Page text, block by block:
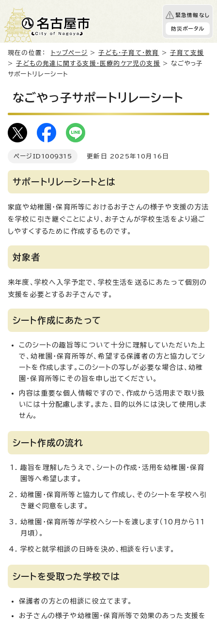
緊急情報なし
防災ポータル
現在の位置： トップページ >子ども・子育て・教育 >子育て支援
>子どもの発達に関する支援・医療的ケア児の支援
> なごやっ子
サポートリレーシート
なごやっ子サポートリレーシート
ページID 1009315 更新日 2025年10月16日
サポートリレーシートとは
家庭や幼稚園・保育所等におけるお子さんの様子や支援の方法
を学校に引き継ぐことにより、お子さんが学校生活をより過ご
しやすくするために作成するものです。
対象者
来年度、学校へ入学予定で、学校生活を送るにあたって個別の
支援を必要とするお子さんです。
シート作成にあたって
このシートの趣旨等について十分に理解していただいた上
で、幼稚園・保育所等が、希望する保護者の方と協力してシ
ートを作成します。このシートの写しが必要な場合は、幼稚
園・保育所等にその旨を申し出てください。
内容は重要な個人情報ですので、作成から活用まで取り扱
いには十分配慮します。また、目的以外には決して使用しま
せん。
シート作成の流れ
趣旨を理解したうえで、シートの作成・活用を幼稚園・保育
園等へ希望します。
幼稚園・保育所等と協力して作成し、そのシートを学校へ引
き継ぐ同意をします。
幼稚園・保育所等が学校へシートを渡します（10月から11
月頃）。
学校と就学相談の日時を決め、相談を行います。
シートを受取った学校では
保護者の方との相談に役立てます。
お子さんの様子や幼稚園・保育所等で効果のあった支援を